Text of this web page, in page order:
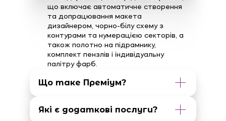
що включає автоматичне створення
та допрацювання макета
дизайнером, чорно-білу схему з
контурами та нумерацією секторів, а
також полотно на підрамнику,
комплект пензлів і індивідуальну
палітру фарб.
Що таке Преміум?
Які є додаткові послуги?